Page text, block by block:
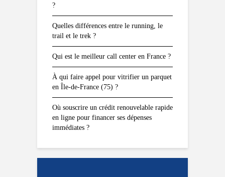
?
Quelles différences entre le running, le
trail et le trek ?
Qui est le meilleur call center en France ?
À qui faire appel pour vitrifier un parquet
en Île-de-France (75) ?
Où souscrire un crédit renouvelable rapide
en ligne pour financer ses dépenses
immédiates ?